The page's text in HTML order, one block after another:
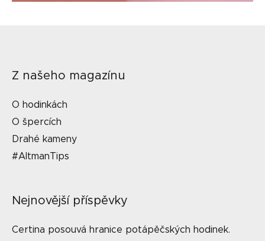
Z našeho magazínu
O hodinkách
O špercích
Drahé kameny
#AltmanTips
Nejnovější příspěvky
Certina posouvá hranice potápěčských hodinek.